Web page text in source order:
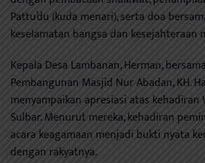
Pattu’du (kuda menari), serta doa
keselamatan bangsa dan kesejahteraan
Kepala Desa Lambanan, Herman,
Pembangunan Masjid Nur Abadan, KH.
menyampaikan apresiasi atas
Sulbar. Menurut mereka, kehadiran
acara keagamaan menjadi bukti nyata
dengan rakyatnya.